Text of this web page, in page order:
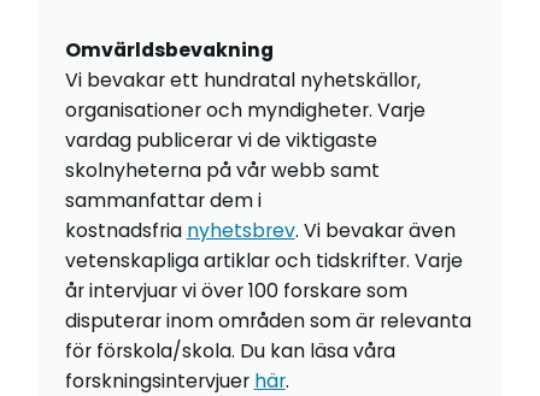
Omvärldsbevakning
Vi bevakar ett hundratal nyhetskällor,
organisationer och myndigheter. Varje
vardag publicerar vi de viktigaste
skolnyheterna på vår webb samt
sammanfattar dem i
kostnadsfria nyhetsbrev. Vi bevakar även
vetenskapliga artiklar och tidskrifter. Varje
år intervjuar vi över 100 forskare som
disputerar inom områden som är relevanta
för förskola/skola. Du kan läsa våra
forskningsintervjuer här.